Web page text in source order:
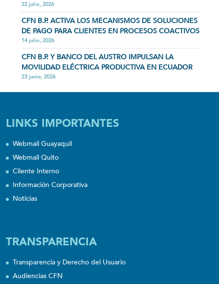
22 julio, 2026
CFN B.P. ACTIVA LOS MECANISMOS DE SOLUCIONES
DE PAGO PARA CLIENTES EN PROCESOS COACTIVOS
14 julio, 2026
CFN B.P. Y BANCO DEL AUSTRO IMPULSAN LA
MOVILIDAD ELÉCTRICA PRODUCTIVA EN ECUADOR
23 junio, 2026
LINKS IMPORTANTES
Webmail Guayaquil
Webmail Quito
Cliente Interno
Información Corporativa
Noticias
TRANSPARENCIA
Transparencia y Derecho del Usuario
Audiencias CFN